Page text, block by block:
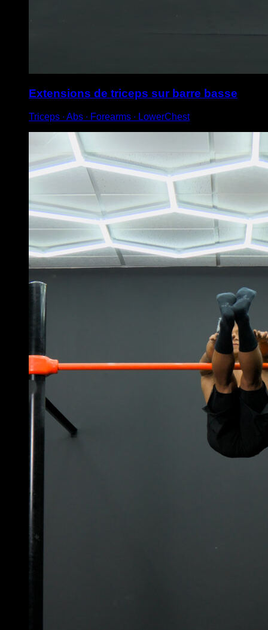
Extensions de triceps sur barre basse
Triceps ∙ Abs ∙ Forearms ∙ LowerChest